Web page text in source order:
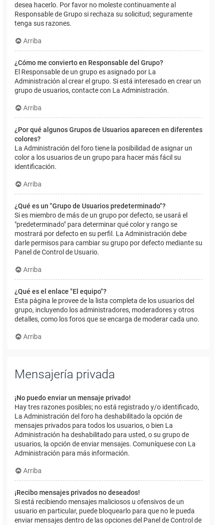
desea hacerlo. Por favor no moleste continuamente al
Responsable de Grupo si rechaza su solicitud; seguramente
tenga sus razones.
Arriba
¿Cómo me convierto en Responsable del Grupo?
El Responsable de un grupo es asignado por La
Administración al crear el grupo. Si está interesado en crear un
grupo de usuarios, contacte con La Administración.
Arriba
¿Por qué algunos Grupos de Usuarios aparecen en diferentes
colores?
La Administración del foro tiene la posibilidad de asignar un
color a los usuarios de un grupo para hacer más fácil su
identificación.
Arriba
¿Qué es un "Grupo de Usuarios predeterminado"?
Si es miembro de más de un grupo por defecto, se usará el
"predeterminado" para determinar qué color y rango se
mostrará por defecto en su perfil. La Administración debe
darle permisos para cambiar su grupo por defecto mediante su
Panel de Control de Usuario.
Arriba
¿Qué es el enlace "El equipo"?
Esta página le provee de la lista completa de los usuarios del
grupo, incluyendo los administradores, moderadores y otros
detalles, como los foros que se encarga de moderar cada uno.
Arriba
Mensajería privada
¡No puedo enviar un mensaje privado!
Hay tres razones posibles; no está registrado y/o identificado,
La Administración del foro ha deshabilitado la opción de
mensajes privados para todos los usuarios, o bien La
Administración ha deshabilitado para usted, o su grupo de
usuarios, la opción de enviar mensajes. Comuníquese con La
Administración para más información.
Arriba
¡Recibo mensajes privados no deseados!
Si está recibiendo mensajes maliciosos u ofensivos de un
usuario en particular, puede bloquearlo para que no le pueda
enviar mensajes dentro de las opciones del Panel de Control de